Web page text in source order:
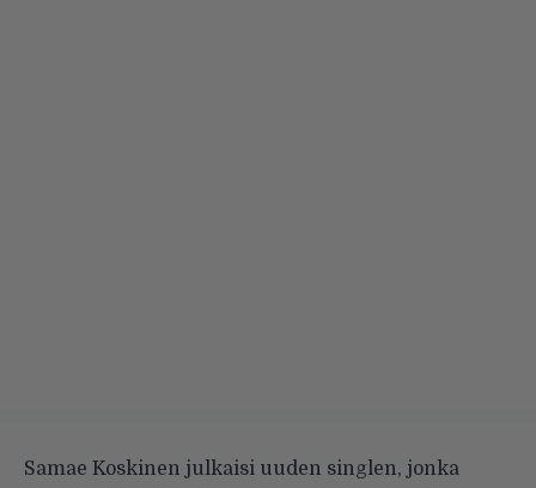
Samae Koskinen julkaisi uuden singlen, jonka